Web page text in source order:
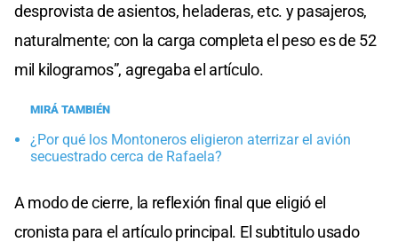
desprovista de asientos, heladeras, etc. y pasajeros,
naturalmente; con la carga completa el peso es de 52
mil kilogramos”, agregaba el artículo.
MIRÁ TAMBIÉN
¿Por qué los Montoneros eligieron aterrizar el avión
secuestrado cerca de Rafaela?
A modo de cierre, la reflexión final que eligió el
cronista para el artículo principal. El subtitulo usado